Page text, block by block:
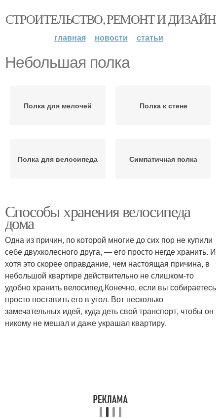
СТРОИТЕЛЬСТВО, РЕМОНТ И ДИЗАЙН
главная новости статьи
Небольшая полка
Полка для мелочей Полка к стене
Полка для велосипеда Симпатичная полка
Способы хранения велосипеда
дома
Одна из причин, по которой многие до сих пор не купили
себе двухколесного друга, — его просто негде хранить. И
хотя это скорее оправдание, чем настоящая причина, в
небольшой квартире действительно не слишком-то
удобно хранить велосипед.Конечно, если вы собираетесь
просто поставить его в угол. Вот несколько
замечательных идей, куда деть свой транспорт, чтобы он
никому не мешал и даже украшал квартиру.